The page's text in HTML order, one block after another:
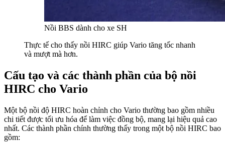
Nồi BBS dành cho xe SH
Thực tế cho thấy nồi HIRC giúp Vario tăng tốc nhanh
và mượt mà hơn.
Cấu tạo và các thành phần của bộ nồi
HIRC cho Vario
Một bộ nồi độ HIRC hoàn chỉnh cho Vario thường bao gồm nhiều
chi tiết được tối ưu hóa để làm việc đồng bộ, mang lại hiệu quả cao
nhất. Các thành phần chính thường thấy trong một bộ nồi HIRC bao
gồm: